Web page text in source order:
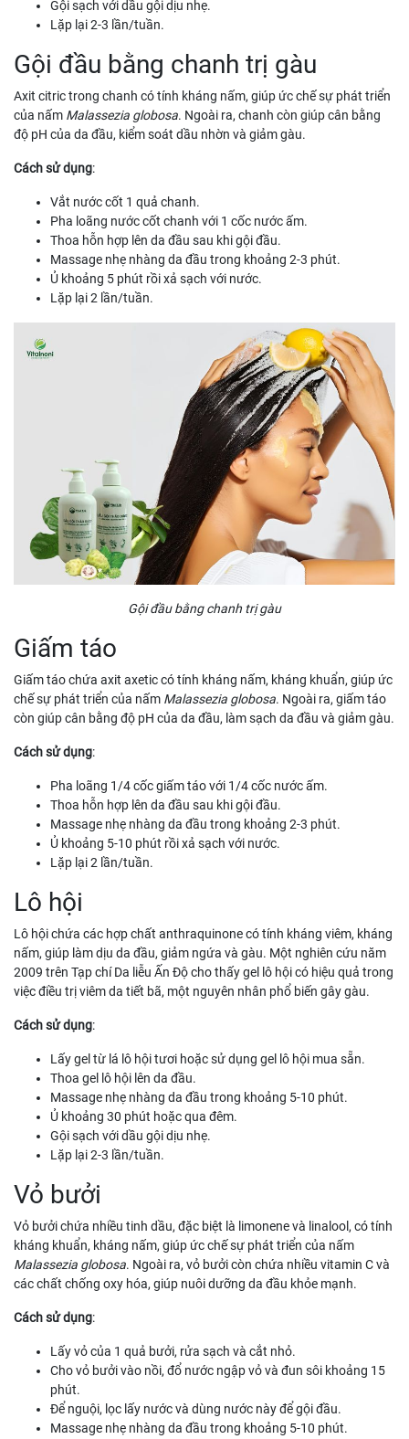
Gội sạch với dầu gội dịu nhẹ.
Lặp lại 2-3 lần/tuần.
Gội đầu bằng chanh trị gàu
Axit citric trong chanh có tính kháng nấm, giúp ức chế sự phát triển
của nấm Malassezia globosa. Ngoài ra, chanh còn giúp cân bằng
độ pH của da đầu, kiểm soát dầu nhờn và giảm gàu.
Cách sử dụng:
Vắt nước cốt 1 quả chanh.
Pha loãng nước cốt chanh với 1 cốc nước ấm.
Thoa hỗn hợp lên da đầu sau khi gội đầu.
Massage nhẹ nhàng da đầu trong khoảng 2-3 phút.
Ủ khoảng 5 phút rồi xả sạch với nước.
Lặp lại 2 lần/tuần.
Gội đầu bằng chanh trị gàu
Giấm táo
Giấm táo chứa axit axetic có tính kháng nấm, kháng khuẩn, giúp ức
chế sự phát triển của nấm Malassezia globosa. Ngoài ra, giấm táo
còn giúp cân bằng độ pH của da đầu, làm sạch da đầu và giảm gàu.
Cách sử dụng:
Pha loãng 1/4 cốc giấm táo với 1/4 cốc nước ấm.
Thoa hỗn hợp lên da đầu sau khi gội đầu.
Massage nhẹ nhàng da đầu trong khoảng 2-3 phút.
Ủ khoảng 5-10 phút rồi xả sạch với nước.
Lặp lại 2 lần/tuần.
Lô hội
Lô hội chứa các hợp chất anthraquinone có tính kháng viêm, kháng
nấm, giúp làm dịu da đầu, giảm ngứa và gàu. Một nghiên cứu năm
2009 trên Tạp chí Da liễu Ấn Độ cho thấy gel lô hội có hiệu quả trong
việc điều trị viêm da tiết bã, một nguyên nhân phổ biến gây gàu.
Cách sử dụng:
Lấy gel từ lá lô hội tươi hoặc sử dụng gel lô hội mua sẵn.
Thoa gel lô hội lên da đầu.
Massage nhẹ nhàng da đầu trong khoảng 5-10 phút.
Ủ khoảng 30 phút hoặc qua đêm.
Gội sạch với dầu gội dịu nhẹ.
Lặp lại 2-3 lần/tuần.
Vỏ bưởi
Vỏ bưởi chứa nhiều tinh dầu, đặc biệt là limonene và linalool, có tính
kháng khuẩn, kháng nấm, giúp ức chế sự phát triển của nấm
Malassezia globosa. Ngoài ra, vỏ bưởi còn chứa nhiều vitamin C và
các chất chống oxy hóa, giúp nuôi dưỡng da đầu khỏe mạnh.
Cách sử dụng:
Lấy vỏ của 1 quả bưởi, rửa sạch và cắt nhỏ.
Cho vỏ bưởi vào nồi, đổ nước ngập vỏ và đun sôi khoảng 15
phút.
Để nguội, lọc lấy nước và dùng nước này để gội đầu.
Massage nhẹ nhàng da đầu trong khoảng 5-10 phút.